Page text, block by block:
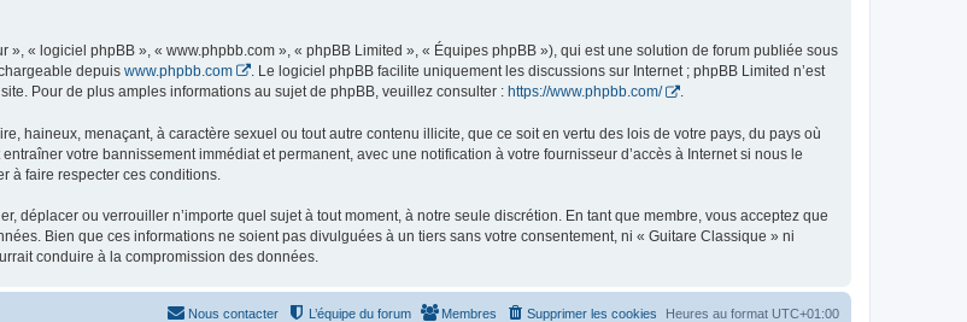
« logiciel phpBB », « www.phpbb.com », « phpBB Limited », « Équipes phpBB »), qui est une solution de forum publiée sous
depuis www.phpbb.com
. Le logiciel phpBB facilite uniquement les discussions sur Internet ; phpBB Limited n’est
Pour de plus amples informations au sujet de phpBB, veuillez consulter : https://www.phpbb.com/ .
haineux, menaçant, à caractère sexuel ou tout autre contenu illicite, que ce soit en vertu des lois de votre pays, du pays où
votre bannissement immédiat et permanent, avec une notification à votre fournisseur d’accès à Internet si nous le
à faire respecter ces conditions.
déplacer ou verrouiller n’importe quel sujet à tout moment, à notre seule discrétion. En tant que membre, vous acceptez que
Bien que ces informations ne soient pas divulguées à un tiers sans votre consentement, ni « Guitare Classique » ni
conduire à la compromission des données.
Heures au format UTC+01:00
Supprimer les cookies
Membres
L’équipe du forum
Nous contacter